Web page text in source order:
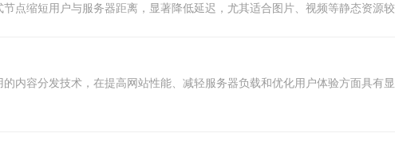
点缩短用户与服务器距离，显著降低延迟，尤其适合图片、视频等静态资源较
内容分发技术，在提高网站性能、减轻服务器负载和优化用户体验方面具有